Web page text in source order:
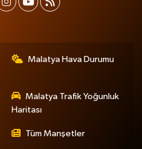
Malatya Hava Durumu
Malatya Trafik Yoğunluk
Haritası
Tüm Manşetler